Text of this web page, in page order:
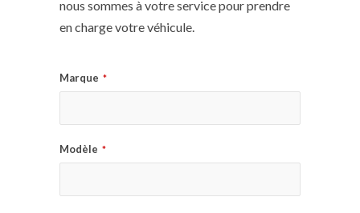
nous sommes à votre service pour prendre
en charge votre véhicule.
Marque *
Modèle *